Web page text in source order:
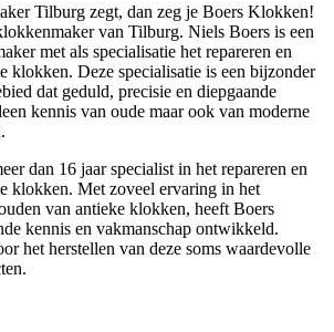
Tilburg zegt, dan zeg je Boers Klokken!
van Tilburg. Niels Boers is een
met als specialisatie het repareren en
klokken. Deze specialisatie is een bijzonder
dat geduld, precisie en diepgaande
kennis van oude maar ook van moderne
dan 16 jaar specialist in het repareren en
klokken. Met zoveel ervaring in het
van antieke klokken, heeft Boers
kennis en vakmanschap ontwikkeld.
het herstellen van deze soms waardevolle